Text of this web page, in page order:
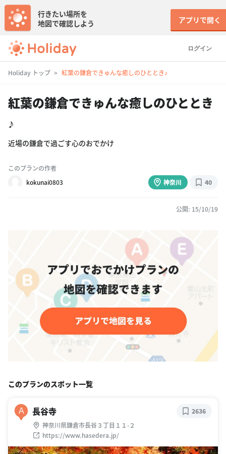
ログイン
行きたい場所を
地図で確認しよう
アプリで開く
Holiday トップ 紅葉の鎌倉できゅんな癒しのひととき♪
紅葉の鎌倉できゅんな癒しのひととき
♪
近場の鎌倉で過ごす心のおでかけ
このプランの作者
kokunai0803
神奈川 40
公開: 15/10/19
このプランのスポット一覧
A 長谷寺
神奈川県鎌倉市長谷３丁目１１-２
https://www.hasedera.jp/
2636